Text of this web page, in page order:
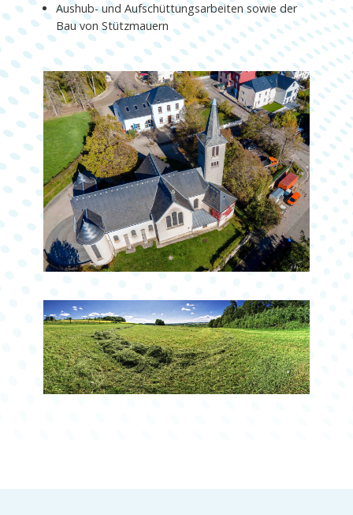
Aushub- und Aufschüttungsarbeiten sowie der
Bau von Stützmauern